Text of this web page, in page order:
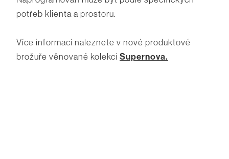
potřeb klienta a prostoru.
Více informací naleznete v nové produktové
brožuře věnované kolekci Supernova.